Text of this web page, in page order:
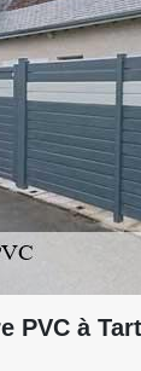
PVC à